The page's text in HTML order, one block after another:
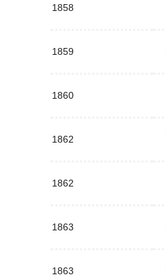
1858
1859
1860
1862
1862
1863
1863